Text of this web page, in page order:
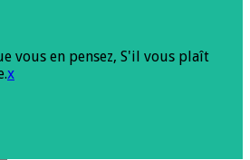
vous en pensez, S'il vous plaît
x